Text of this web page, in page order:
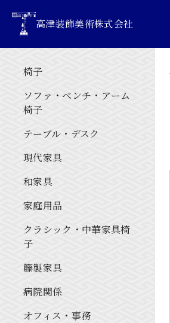
高津装飾美術株式会社
椅子
ソファ・ベンチ・アーム
椅子
テーブル・デスク
現代家具
和家具
家庭用品
クラシック・中華家具椅
子
籐製家具
病院関係
オフィス・事務